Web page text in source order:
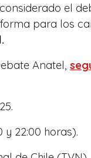
el
para los
Anatel,
y 22:00 horas).